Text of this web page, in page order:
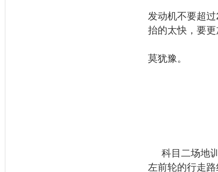
发动机不要超
抬的太快，要
莫犹豫。
科目二场地
左前轮的行走